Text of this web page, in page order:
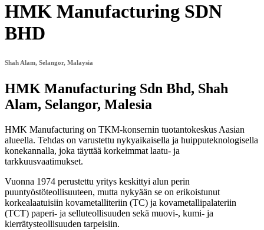
HMK Manufacturing SDN
BHD
Shah Alam, Selangor, Malaysia
HMK Manufacturing Sdn Bhd, Shah
Alam, Selangor, Malesia
HMK Manufacturing on TKM-konsernin tuotantokeskus Aasian
alueella. Tehdas on varustettu nykyaikaisella ja huipputeknologisella
konekannalla, joka täyttää korkeimmat laatu- ja
tarkkuusvaatimukset.
Vuonna 1974 perustettu yritys keskittyi alun perin
puuntyöstöteollisuuteen, mutta nykyään se on erikoistunut
korkealaatuisiin kovametalliteriin (TC) ja kovametallipalateriin
(TCT) paperi- ja selluteollisuuden sekä muovi-, kumi- ja
kierrätysteollisuuden tarpeisiin.